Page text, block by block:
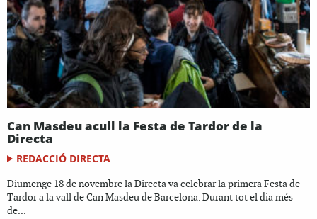
Can Masdeu acull la Festa de Tardor de la
Directa
REDACCIÓ DIRECTA
Diumenge 18 de novembre la Directa va celebrar la primera Festa de
Tardor a la vall de Can Masdeu de Barcelona. Durant tot el dia més
de...